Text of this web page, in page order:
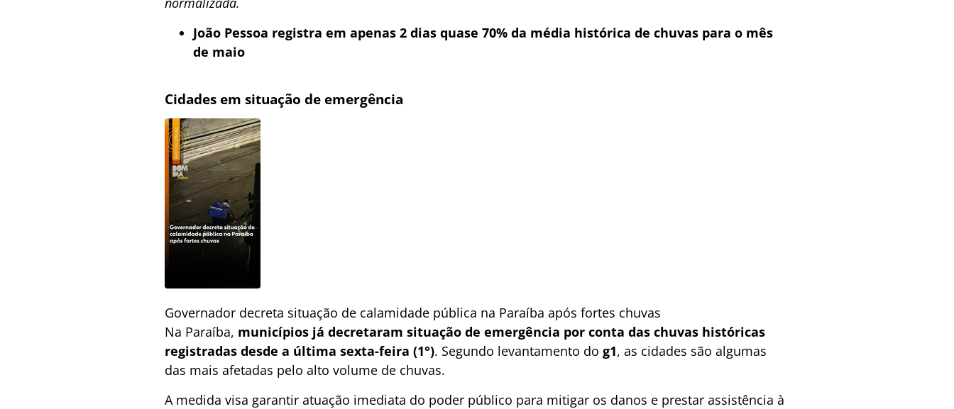
João Pessoa registra em apenas 2 dias quase 70% da média histórica de chuvas para o mês
de maio
Cidades em situação de emergência
Governador decreta situação de calamidade pública na Paraíba após fortes chuvas
Na Paraíba, municípios já decretaram situação de emergência por conta das chuvas históricas
registradas desde a última sexta-feira (1°). Segundo levantamento do g1, as cidades são algumas
das mais afetadas pelo alto volume de chuvas.
A medida visa garantir atuação imediata do poder público para mitigar os danos e prestar assistência à